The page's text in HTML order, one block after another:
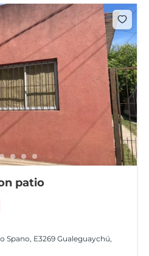
patio
Spano, E3269 Gualeguaychú,